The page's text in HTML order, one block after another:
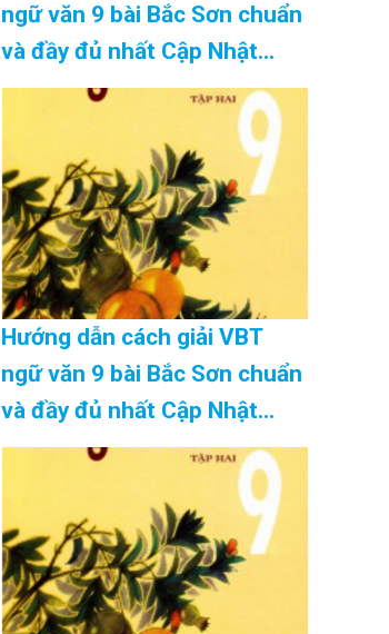
ngữ văn 9 bài Bắc Sơn chuẩn
và đầy đủ nhất Cập Nhật
08/2026
Hướng dẫn cách giải VBT
ngữ văn 9 bài Bắc Sơn chuẩn
và đầy đủ nhất Cập Nhật
08/2026